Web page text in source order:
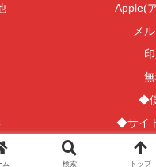
Apple(
メ
◆
◆サイ
字でわかる百科事典『100文
ム 検索 トップ